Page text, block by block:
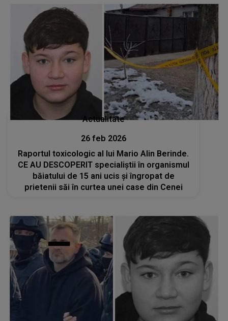
Actualitate
26 feb 2026
Raportul toxicologic al lui Mario Alin Berinde.
CE AU DESCOPERIT specialiștii în organismul
băiatului de 15 ani ucis și îngropat de
prietenii săi în curtea unei case din Cenei